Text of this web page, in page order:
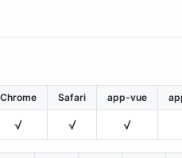
Chrome Safari app-vue
√ √ √